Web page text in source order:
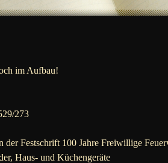
im Aufbau!
273
der Festschrift 100 Jahre Freiwillige
Haus- und Küchengeräte